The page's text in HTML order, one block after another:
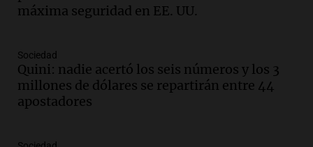
Amamos los Domingos
Audio.
un imperdible cordobés para los
amantes de la astronomía
Amamos los Domingos
máxima seguridad en EE. UU.
Sociedad
Quini: nadie acertó los seis números y los 3
millones de dólares se repartirán entre 44
apostadores